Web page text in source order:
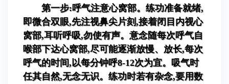
第一步:呼气注意心窝部。练功准备就绪,
即微合双眼,先注视鼻尖片刻,接着闭目内视心
窝部,耳听呼吸,勿使有声。意念随每次呼气自
喉部下达心窝部,尽可能逐渐放慢、放长,每次
呼气的时间,以每分钟呼8-12次为宜。吸气时
任其自然,无念无识。练功时若有杂念,要用数